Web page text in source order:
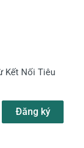
Kết Nối Tiêu
Đăng ký